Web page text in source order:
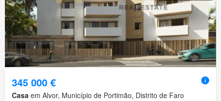
345 000 €
Casa em Alvor, Município de Portimão, Distrito de Faro